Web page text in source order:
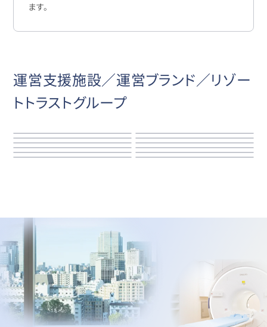
ます。
運営支援施設／運営ブランド／リゾー
トトラストグループ